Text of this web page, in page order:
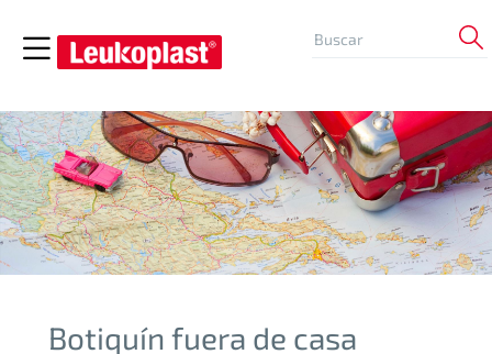
Botiquín fuera de casa